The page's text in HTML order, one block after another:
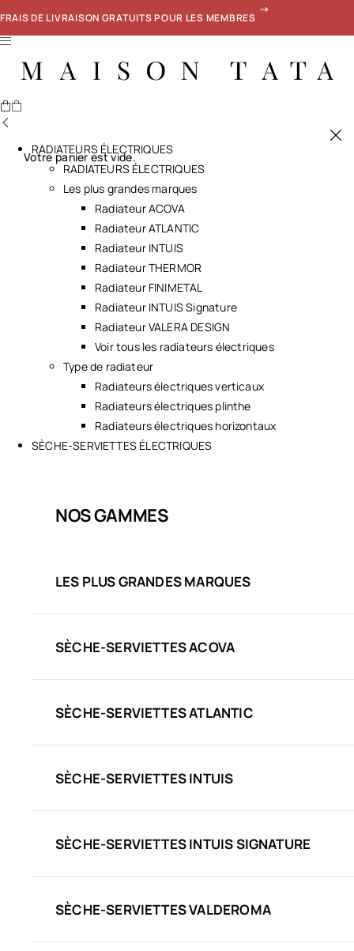
FRAIS DE LIVRAISON GRATUITS POUR LES MEMBRES
Votre panier est vide.
RADIATEURS ÉLECTRIQUES
RADIATEURS ÉLECTRIQUES
Les plus grandes marques
Radiateur ACOVA
Radiateur ATLANTIC
Radiateur INTUIS
Radiateur THERMOR
Radiateur FINIMETAL
Radiateur INTUIS Signature
Radiateur VALERA DESIGN
Voir tous les radiateurs électriques
Type de radiateur
Radiateurs électriques verticaux
Radiateurs électriques plinthe
Radiateurs électriques horizontaux
SÈCHE-SERVIETTES ÉLECTRIQUES
NOS GAMMES
LES PLUS GRANDES MARQUES
SÈCHE-SERVIETTES ACOVA
SÈCHE-SERVIETTES ATLANTIC
SÈCHE-SERVIETTES INTUIS
SÈCHE-SERVIETTES INTUIS SIGNATURE
SÈCHE-SERVIETTES VALDEROMA